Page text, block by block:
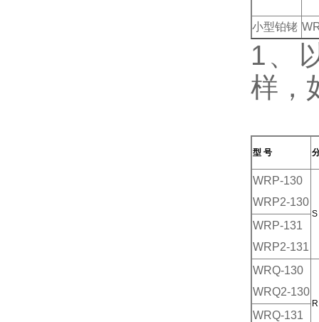
小型铂铑
1、
样
型 号
WRP-130
WRP2-130
S
WRP-131
WRP2-131
WRQ-130
WRQ2-130
R
WRQ-131